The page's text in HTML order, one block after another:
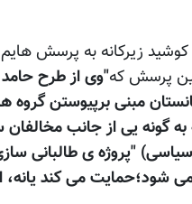
زیرکانه به پرسش
این پرسش که"وی از طرح
مبنی برپیوستن گروه
به گونه یی از جانب
"پروژه ی طالبانی
می شود؛حمایت می کند یانه،